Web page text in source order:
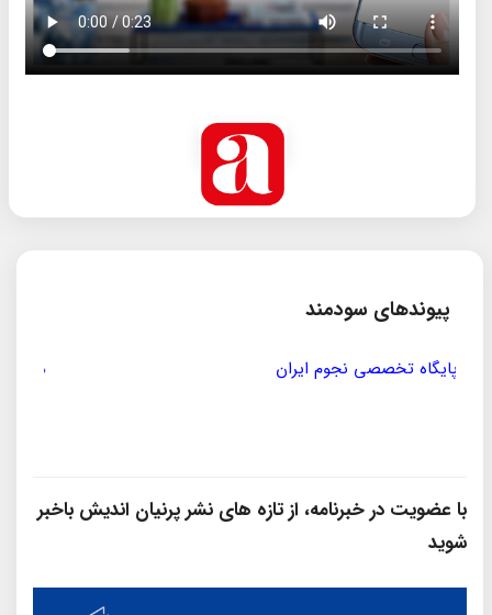
پیوندهای سودمند
مؤسسه ی پژوهشی حکمت و فلسفه ی ایران
با عضویت در خبرنامه، از تازه‌ های نشر پرنیان‌ اندیش باخبر
شوید